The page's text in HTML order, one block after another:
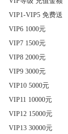
VIP1-VIP5 免费送
VIP6 1000元
VIP7 1500元
VIP8 2000元
VIP9 3000元
VIP10 5000元
VIP11 10000元
VIP12 15000元
VIP13 30000元